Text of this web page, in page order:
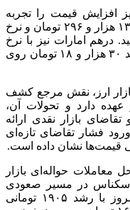
افزایش قیمت را تجربه
کردند؛ به‌طوری‌که نرخ فروش یورو به ۱۳۰ هزار و ۲۹۶ تومان و نرخ
و ۱۲۴ تومان رسید. درهم امارات نیز با نرخ
فروش ۳۰ هزار و ۲۹۰ تومان و نرخ خرید ۳۰ هزار و ۱۸ تومان روی
بازار ارز، نقش مرجع کشف
دارد و تحولات آن،
بازار نقدی ارائه
فشار تقاضای تازه‌ای
قیمت‌ها نشان داده است.
معاملات حواله‌ای بازار
اسکناس در مسیر صعودی
حرکت کرد. نرخ فروش حواله دلار امروز با رشد ۱۹۰۵ تومانی